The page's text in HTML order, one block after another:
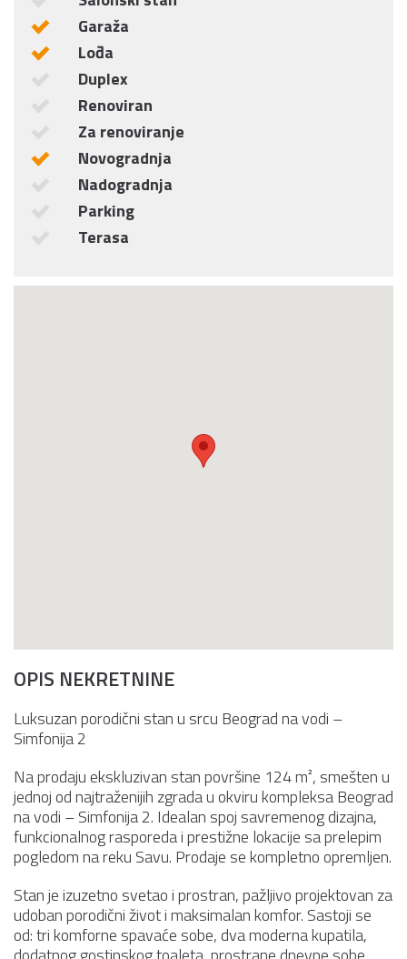
Garaža
Lođa
Duplex
Renoviran
Za renoviranje
Novogradnja
Nadogradnja
Parking
Terasa
OPIS NEKRETNINE
Luksuzan porodični stan u srcu Beograd na vodi –
Simfonija 2
Na prodaju ekskluzivan stan površine 124 m², smešten u
jednoj od najtraženijih zgrada u okviru kompleksaBeograd
na vodi – Simfonija 2. Idealan spoj savremenog dizajna,
funkcionalnog rasporeda i prestižne lokacije sa prelepim
pogledom na reku Savu. Prodaje se kompletno opremljen.
Stan je izuzetno svetao i prostran, pažljivo projektovan za
udoban porodični život i maksimalan komfor. Sastoji se
od: tri komforne spavaće sobe, dva moderna kupatila,